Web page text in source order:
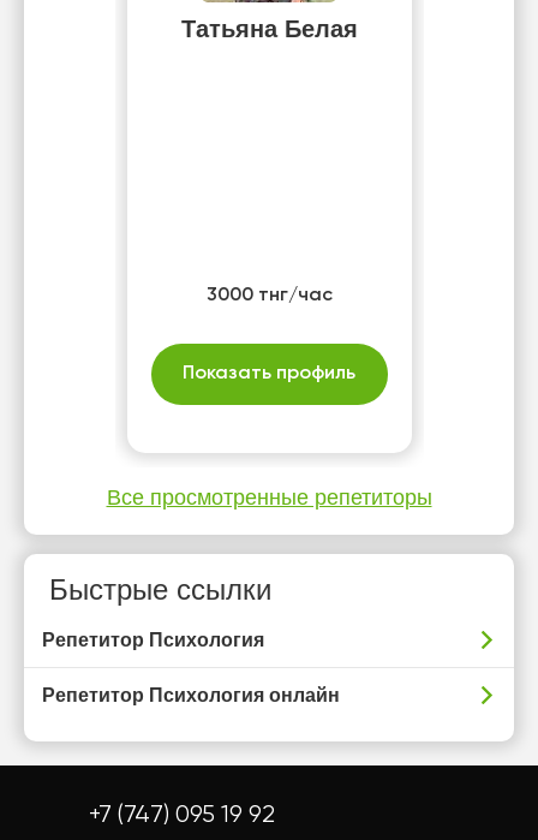
Татьяна Белая
3000 тнг/час
Показать профиль
Все просмотренные репетиторы
Быстрые ссылки
Репетитор Психология
Репетитор Психология онлайн
+7 (747) 095 19 92